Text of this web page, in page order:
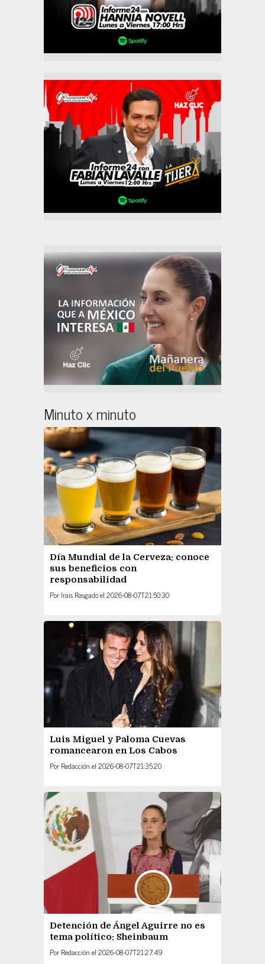
Minuto x minuto
Día Mundial de la Cerveza: conoce
sus beneficios con
responsabilidad
Por Irais Rasgadoel 2026-08-07T21:50:30
Luis Miguel y Paloma Cuevas
romancearon en Los Cabos
Por Redacción el 2026-08-07T21:35:20
Detención de Ángel Aguirre no es
tema político: Sheinbaum
Por Redacción el 2026-08-07T21:27:49